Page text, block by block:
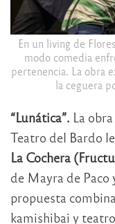
En un living de
modo comedia
pertenencia. La obra
la ceguera
“Lunática”. La
Teatro del Bardo
La Cochera
de Mayra de Paco
propuesta
kamishibai y